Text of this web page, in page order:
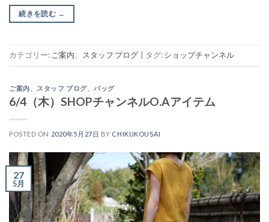
続きを読む →
カテゴリー: ご案内 スタッフ ブログ タグ:ショップチャンネル
ご案内、 スタッフ ブログ、バッグ
6/4（木）SHOPチャンネルO.Aアイテム
POSTED ON 2020年5月27日 BY CHIKUKOUSAI
27
5月